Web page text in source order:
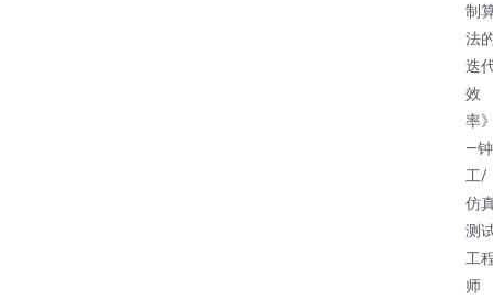
制
法
迭
效
率
—钟
工/
仿
测
工
师